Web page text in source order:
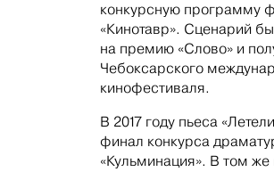
конкурсную программу
«Кинотавр». Сценарий
на премию «Слово» и
Чебоксарского
кинофестиваля.
В 2017 году пьеса
финал конкурса
«Кульминация». В том же